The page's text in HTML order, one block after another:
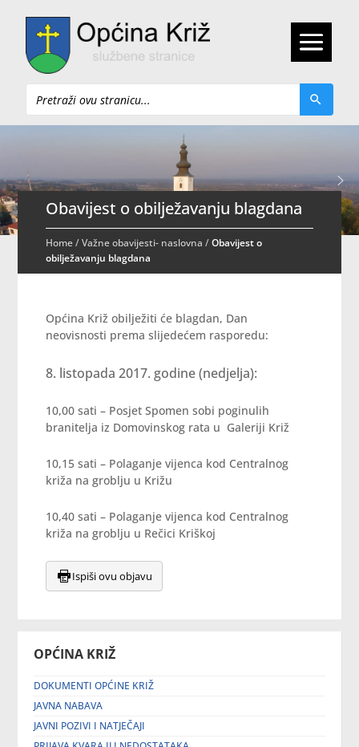
Pretraži
OPĆINA KRIŽ
DOKUMENTI OPĆINE KRIŽ
JAVNA NABAVA
JAVNI POZIVI I NATJEČAJI
Obavijest o obilježavanju blagdana
Home/Važne obavijesti- naslovna /Obavijest o
obilježavanju blagdana
Općina Križ obilježiti će blagdan, Dan
neovisnosti prema slijedećem rasporedu:
listopada 2017. godine (nedjelja):
10,00 sati – Posjet Spomen sobi poginulih
branitelja iz Domovinskog rata u Galeriji Križ
10,15 sati – Polaganje vijenca kod Centralnog
križa na groblju u Križu
10,40 sati – Polaganje vijenca kod Centralnog
križa na groblju u Rečici Kriškoj
Ispiši ovu objavu